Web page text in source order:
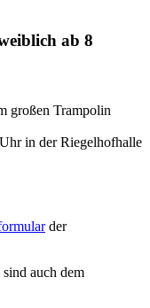
ab 8
großen Trampolin
in der Riegelhofhalle
der
auch dem